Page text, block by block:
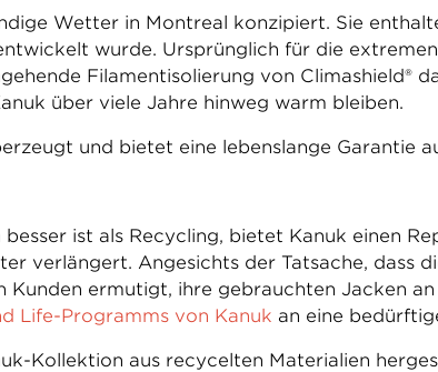
Wetter in Montreal konzipiert. Sie
wurde. Ursprünglich für die
Filamentisolierung von Climashield®
über viele Jahre hinweg warm bleiben.
und bietet eine lebenslange Garantie
ist als Recycling, bietet Kanuk einen
verlängert. Angesichts der Tatsache, dass
ermutigt, ihre gebrauchten Jacken
Life-Programms von Kanuk an eine
Kollektion aus recycelten Materialien